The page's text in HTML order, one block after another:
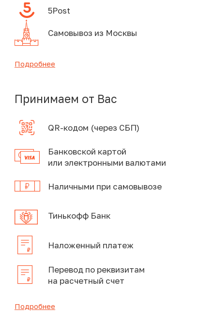
5Post
Самовывоз из Москвы
Подробнее
Принимаем от Вас
QR-кодом (через СБП)
Банковской картой
или электронными валютами
Наличными при самовывозе
Тинькофф Банк
Наложенный платеж
Перевод по реквизитам
на расчетный счет
Подробнее